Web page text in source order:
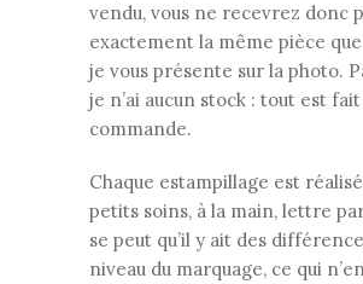
vendu, vous ne recevrez donc
exactement la même pièce
je vous présente sur la photo.
je n’ai aucun stock : tout est
commande.
Chaque estampillage est
petits soins, à la main, lettre
se peut qu’il y ait des
niveau du marquage, ce qui